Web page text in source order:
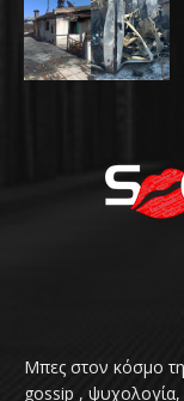
Μπες στον κόσμο
gossip ,